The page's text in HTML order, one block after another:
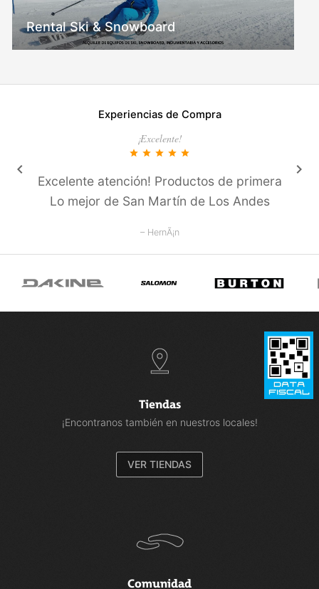
Rental Ski & Snowboard
Experiencias de Compra
¡Excelente!
star star star star star
Excelente atención! Productos de primera
Lo mejor de San Martí­n de Los Andes
– HernÃ¡n
keyboard_arrow_left keyboard_arrow_right
Tiendas
¡Encontranos también en nuestros locales!
VER TIENDAS
Comunidad